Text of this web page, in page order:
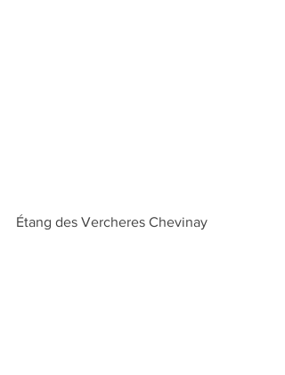
Étang des Vercheres Chevinay